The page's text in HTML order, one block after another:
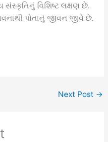
સંસ્કૃતિનું વિશિષ્ટ લક્ષણ છે.
પોતાનું જીવન જીવે છે.
Next Post →